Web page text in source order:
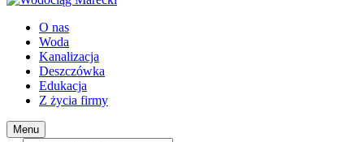
O nas
Woda
Kanalizacja
Deszczówka
Edukacja
Z życia firmy
Menu